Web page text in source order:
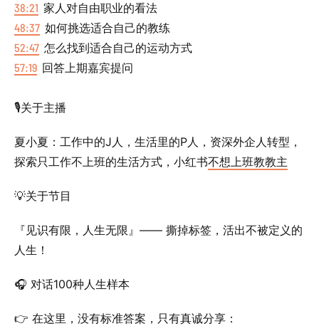
38:21 家人对自由职业的看法
48:37 如何挑选适合自己的教练
52:47 怎么找到适合自己的运动方式
57:19 回答上期嘉宾提问
🎙️关于主播
夏小夏：工作中的J人，生活里的P人，资深外企人转型，
探索只工作不上班的生活方式，小红书不想上班教教主
💡关于节目
『见识有限，人生无限』—— 撕掉标签，活出不被定义的
人生！
🎧 对话100种人生样本
👉 在这里，没有标准答案，只有真诚分享：